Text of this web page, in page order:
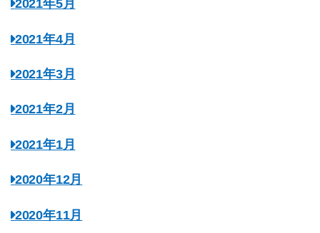
2021年5月
2021年4月
2021年3月
2021年2月
2021年1月
2020年12月
2020年11月